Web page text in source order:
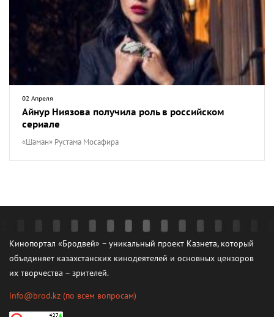
02 Апреля
Айнур Ниязова получила роль в российском
сериале
«Шаман» Рустама Мосафира
Кинопортал «Бродвей» – уникальный проект Казнета, который
объединяет казахстанских кинодеятелей и основных цензоров
их творчества – зрителей.
info@brod.kz (по всем вопросам)